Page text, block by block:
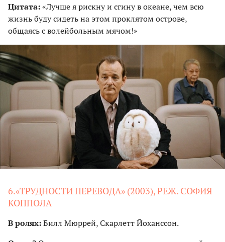
Цитата:«Лучше я рискну и сгину в океане, чем всю
жизнь буду сидеть на этом проклятом острове,
общаясь с волейбольным мячом!»
6.«ТРУДНОСТИ ПЕРЕВОДА» (2003), РЕЖ. СОФИЯ
КОППОЛА
В ролях:Билл Мюррей, Скарлетт Йоханссон.